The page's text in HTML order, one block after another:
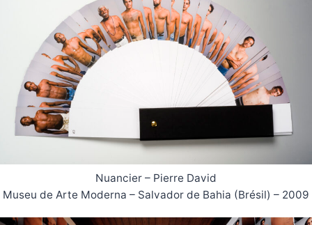
Nuancier – Pierre David
Museu de Arte Moderna – Salvador de Bahia (Brésil) – 2009